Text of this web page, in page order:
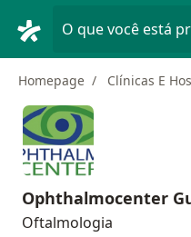
O que você está
Homepage Clínicas E
Ophthalmocenter
Oftalmologia